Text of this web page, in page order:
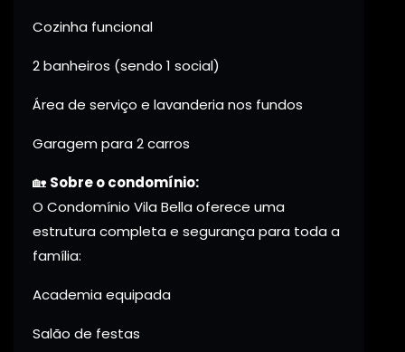
Cozinha funcional
2 banheiros (sendo 1 social)
Área de serviço e lavanderia nos fundos
Garagem para 2 carros
🏡 Sobre o condomínio:
O Condomínio Vila Bella oferece uma
estrutura completa e segurança para toda a
família:
Academia equipada
Salão de festas